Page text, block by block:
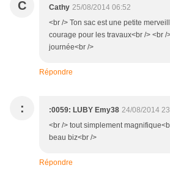
C Cathy 25/08/2014 06:52
<br /> Ton sac est une petite
courage pour les travaux<br /> <br /
journée<br />
Répondre
: :0059: LUBY Emy38 24/08/2014
<br /> tout simplement
beau biz<br />
Répondre